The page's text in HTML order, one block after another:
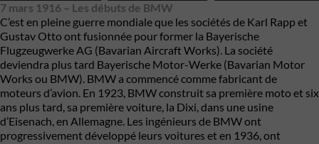
7 mars 1916 – Les débuts de BMW
C’est en pleine guerre mondiale que les sociétés de Karl Rapp et
Gustav Otto ont fusionnée pour former la Bayerische
Flugzeugwerke AG (Bavarian Aircraft Works). La société
deviendra plus tard Bayerische Motor-Werke (Bavarian Motor
Works ou BMW). BMW a commencé comme fabricant de
moteurs d’avion. En 1923, BMW construit sa première moto et six
ans plus tard, sa première voiture, la Dixi, dans une usine
d’Eisenach, en Allemagne. Les ingénieurs de BMW ont
progressivement développé leurs voitures et en 1936, ont